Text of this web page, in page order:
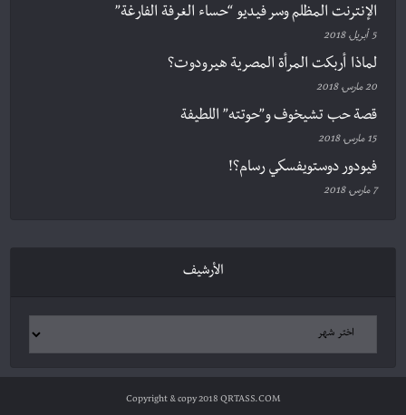
الإنترنت المظلم وسر فيديو “حساء الغرفة الفارغة”
5 أبريل، 2018
لماذا أربكت المرأة المصرية هيرودوت؟
20 مارس، 2018
قصة حب تشيخوف و”حوتته” اللطيفة
15 مارس، 2018
فيودور دوستويفسكي رسام؟!
7 مارس، 2018
الأرشيف
Copyright & copy 2018 QRTASS.COM